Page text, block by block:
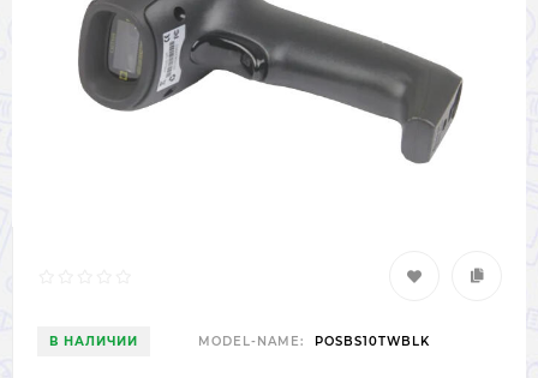
В НАЛИЧИИ MODEL-NAME: POSBS10TWBLK